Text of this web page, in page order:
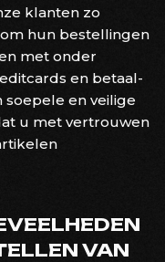
klanten zo
hun bestellingen
met onder
en betaal-
soepele en veilige
u met vertrouwen
VAN